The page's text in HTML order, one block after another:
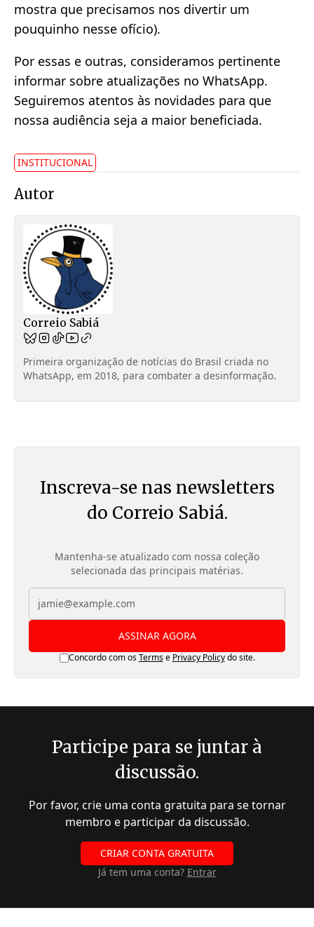
mostra que precisamos nos divertir um
pouquinho nesse ofício).
Por essas e outras, consideramos pertinente
informar sobre atualizações no WhatsApp.
Seguiremos atentos às novidades para que
nossa audiência seja a maior beneficiada.
INSTITUCIONAL
Autor
Correio Sabiá
Primeira organização de notícias do Brasil criada no
WhatsApp, em 2018, para combater a desinformação.
Inscreva-se nas newsletters
do Correio Sabiá.
Mantenha-se atualizado com nossa coleção
selecionada das principais matérias.
ASSINAR AGORA
Concordo com osTermse Privacy Policydo site.
Participe para se juntar à
discussão.
Por favor, crie uma conta gratuita para se tornar
membro e participar da discussão.
CRIAR CONTA GRATUITA
Já tem uma conta? Entrar